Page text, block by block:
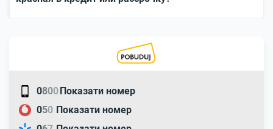
0800Показати номер
050 Показати номер